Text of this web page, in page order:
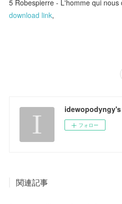
5 Robespierre - L'homme qui nous
download link,
フォロー
関連記事